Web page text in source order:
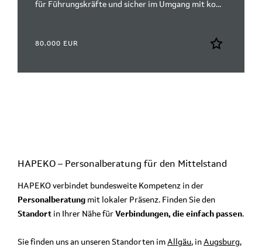
für Führungskräfte und sicher im Umgang mit ko...
80.000 EUR
HAPEKO – Personalberatung für den Mittelstand
HAPEKO verbindet bundesweite Kompetenz in der
Personalberatung mit lokaler Präsenz. Finden Sie den
Standort in Ihrer Nähe für Verbindungen, die einfach passen.
Sie finden uns an unseren Standorten im Allgäu, in Augsburg,